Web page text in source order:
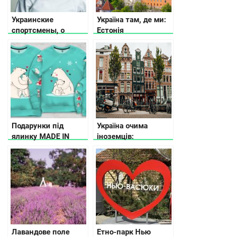
Украинские
спортсмены, о
которых говорит
весь мир
Україна там, де ми:
Естонія
Подарунки під
ялинку MADE IN
UKRAINE
Україна очима
іноземців:
Нідерланди
Лавандове поле
Етно-парк Нью